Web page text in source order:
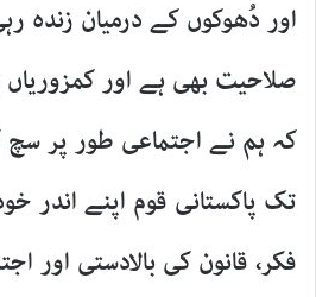
اور دُھوکوں کے درمیان زندہ
صلاحیت بھی ہے اور
کہ ہم نے اجتماعی طور پر سچ
تک پاکستانی قوم اپنے اندر
فکر، قانون کی بالادستی اور